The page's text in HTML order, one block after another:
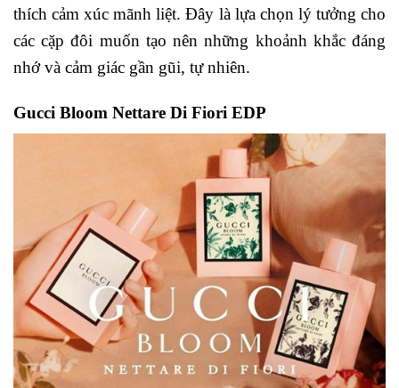
thích cảm xúc mãnh liệt. Đây là lựa chọn lý tưởng cho
các cặp đôi muốn tạo nên những khoảnh khắc đáng
nhớ và cảm giác gần gũi, tự nhiên.
Gucci Bloom Nettare Di Fiori EDP